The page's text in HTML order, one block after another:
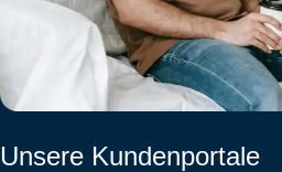
Unsere Kundenportale